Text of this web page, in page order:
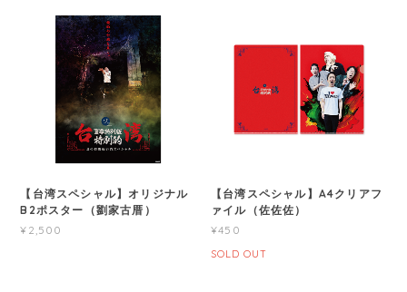
【台湾スペシャル】オリジナル
B2ポスター（劉家古厝）
¥2,500
【台湾スペシャル】A4クリアフ
ァイル（佐佐佐）
¥450
SOLD OUT